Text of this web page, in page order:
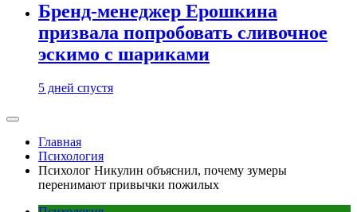
Бренд-менеджер Ерошкина
призвала попробовать сливочное
эскимо с шариками
5 дней спустя
Главная
Психология
Психолог Никулин объяснил, почему зумеры
перенимают привычки пожилых